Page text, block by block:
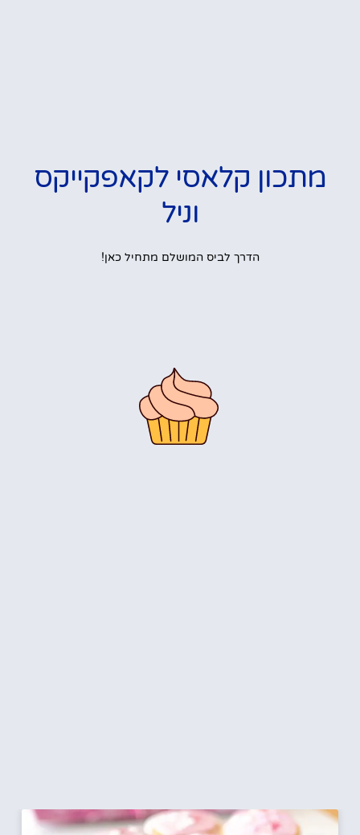
מתכון קלאסי לקאפקייקס
וניל
הדרך לביס המושלם מתחיל כאן!